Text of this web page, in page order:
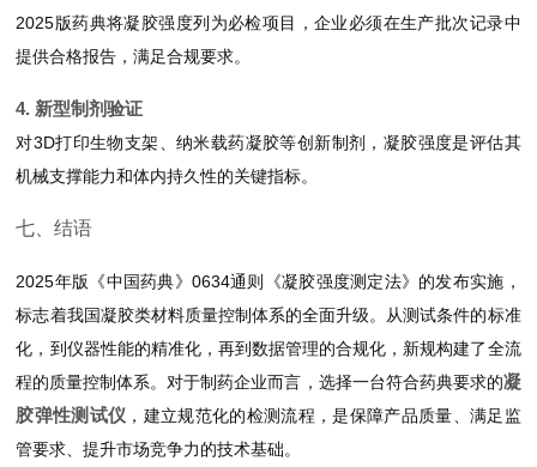
2025版药典将凝胶强度列为必检项目，企业必须在生产批次记录中
提供合格报告，满足合规要求。
4. 新型制剂验证
对3D打印生物支架、纳米载药凝胶等创新制剂，凝胶强度是评估其
机械支撑能力和体内持久性的关键指标。
七、结语
2025年版《中国药典》0634通则《凝胶强度测定法》的发布实施，
标志着我国凝胶类材料质量控制体系的全面升级。从测试条件的标准
化，到仪器性能的精准化，再到数据管理的合规化，新规构建了全流
程的质量控制体系。对于制药企业而言，选择一台符合药典要求的凝
胶弹性测试仪 ，建立规范化的检测流程，是保障产品质量、满足监
管要求、提升市场竞争力的技术基础。